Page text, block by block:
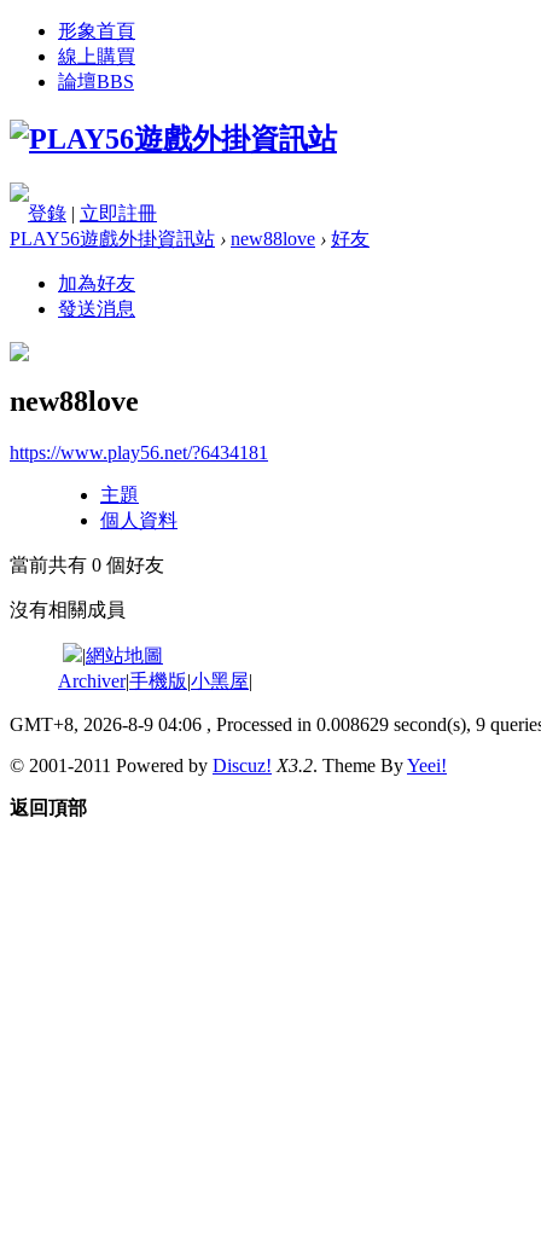
形象首頁
線上購買
論壇BBS
登錄 | 立即註冊
PLAY56遊戲外掛資訊站 › new88love › 好友
加為好友
發送消息
new88love
https://www.play56.net/?6434181
主題
個人資料
當前共有 0 個好友
沒有相關成員
|網站地圖
Archiver|手機版|小黑屋|
GMT+8, 2026-8-9 04:06 , Processed in 0.008629 second(s), 9
© 2001-2011 Powered by Discuz! X3.2. Theme ByYeei!
返回頂部